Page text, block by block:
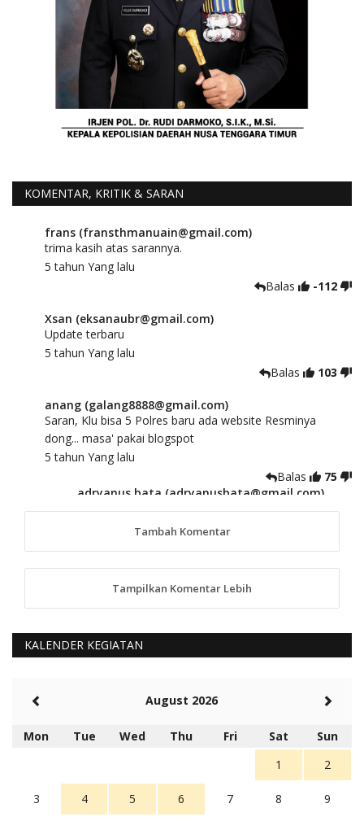
KOMENTAR, KRITIK & SARAN
frans (fransthmanuain@gmail.com)
trima kasih atas sarannya.
5 tahun Yang lalu
Balas
-112
Xsan (eksanaubr@gmail.com)
Update terbaru
5 tahun Yang lalu
Balas
103
anang (galang8888@gmail.com)
Saran, Klu bisa 5 Polres baru ada website Resminya
dong... masa' pakai blogspot
5 tahun Yang lalu
Balas
75
adryanus bata (adryanusbata@gmail.com)
TKS atas saran dan masukannya, akan kami
tindaklanjuti
anggy (anakkaos@gmail.com)
Kami perantu bisa baca langsung terkait Pilkada Sumba
5 tahun Yang lalu
Rambu (rambu03@gmail.com)
Berita Polres Sumba Barat Mantap
5 tahun Yang lalu
Balas
16
Tambah Komentar
Tampilkan Komentar Lebih
KALENDER KEGIATAN
August 2026
Mon Tue Wed Thu Fri Sat
Sun
1
2
3 4 5 6 7 8 9